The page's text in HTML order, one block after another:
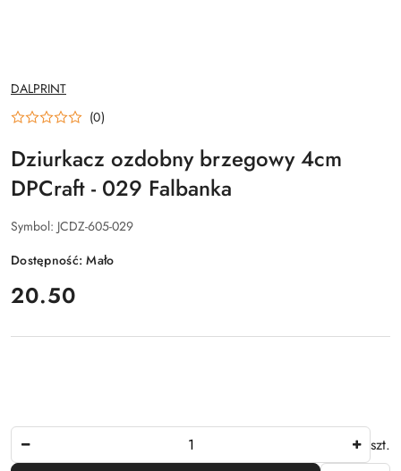
NAZWA
PRODUCENTA:
DALPRINT
(0)
Dziurkacz ozdobny brzegowy 4cm
DPCraft - 029 Falbanka
Symbol: JCDZ-605-029
Dostępność:Mało
cena:
20.50
szt.